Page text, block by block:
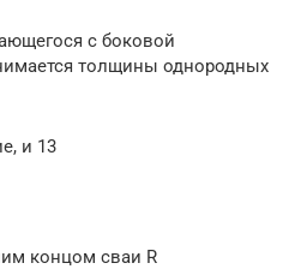
с боковой
толщины однородных
и 13
концом сваи R